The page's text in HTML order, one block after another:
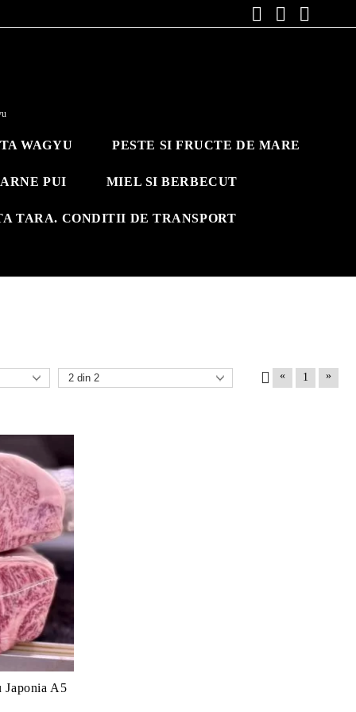
WAGYU PESTE SI FRUCTE DE MARE
PUI MIEL SI BERBECUT
TARA. CONDITII DE TRANSPORT
« 1 »
Japonia A5